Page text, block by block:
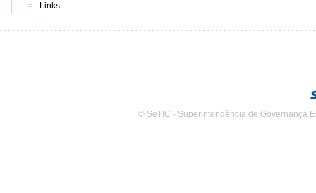
Links
© SeTIC - Superintendência de Governança